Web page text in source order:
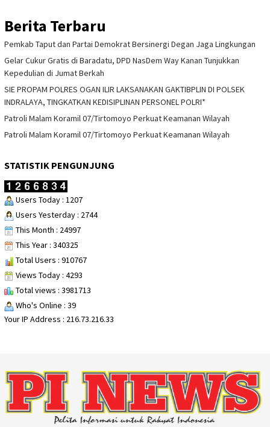
Berita Terbaru
Pemkab Taput dan Partai Demokrat Bersinergi Degan Jaga Lingkungan
Gelar Cukur Gratis di Baradatu, DPD NasDem Way Kanan Tunjukkan
Kepedulian di Jumat Berkah
SIE PROPAM POLRES OGAN ILIR LAKSANAKAN GAKTIBPLIN DI POLSEK
INDRALAYA, TINGKATKAN KEDISIPLINAN PERSONEL POLRI*
Patroli Malam Koramil 07/Tirtomoyo Perkuat Keamanan Wilayah
Patroli Malam Koramil 07/Tirtomoyo Perkuat Keamanan Wilayah
STATISTIK PENGUNJUNG
Users Today : 1207
Users Yesterday : 2744
This Month : 24997
This Year : 340325
Total Users : 910767
Views Today : 4293
Total views : 3981713
Who's Online : 39
Your IP Address : 216.73.216.33